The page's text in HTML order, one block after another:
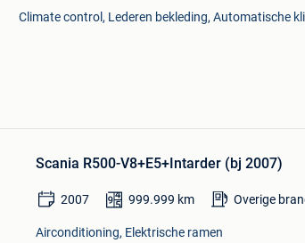
Climate control, Lederen bekleding, Automatische
Scania R500-V8+E5+Intarder (bj 2007)
2007 999.999 km Overige
Airconditioning, Elektrische ramen